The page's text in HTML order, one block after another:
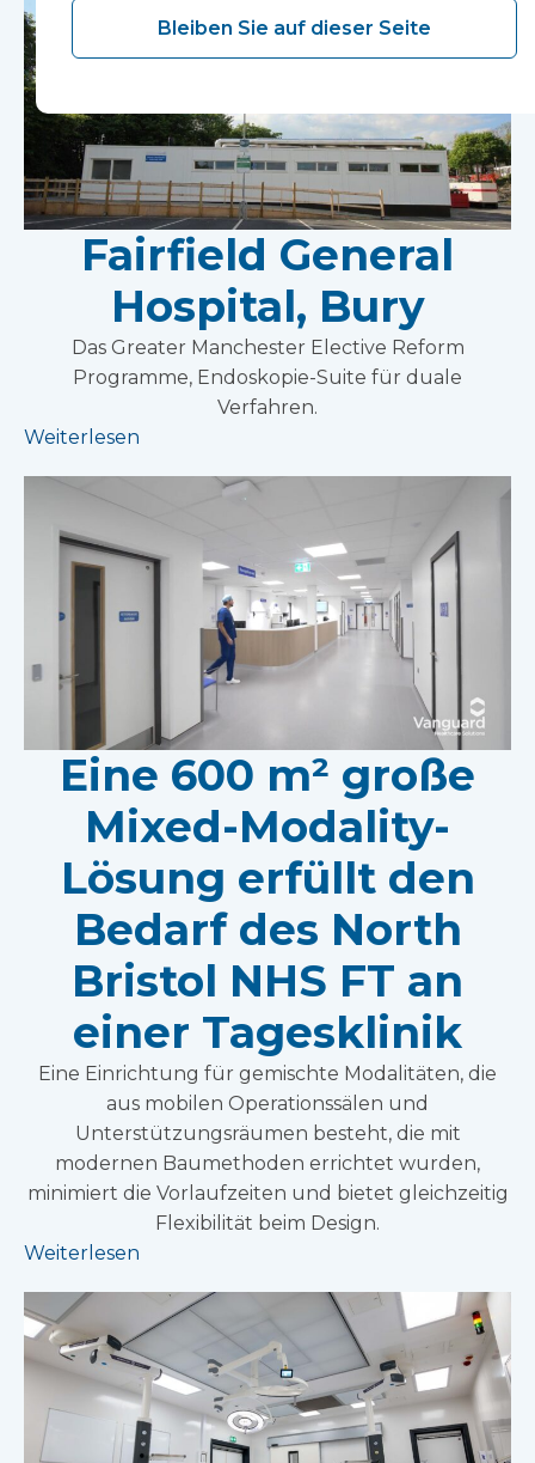
Fairfield General
Hospital, Bury
Das Greater Manchester Elective Reform
Programme, Endoskopie-Suite für duale
Verfahren.
Weiterlesen
Eine 600 m² große
Mixed-Modality-
Lösung erfüllt den
Bedarf des North
Bristol NHS FT an
einer Tagesklinik
Eine Einrichtung für gemischte Modalitäten, die
aus mobilen Operationssälen und
Unterstützungsräumen besteht, die mit
modernen Baumethoden errichtet wurden,
minimiert die Vorlaufzeiten und bietet gleichzeitig
Flexibilität beim Design.
Weiterlesen
Bleiben Sie auf dieser Seite